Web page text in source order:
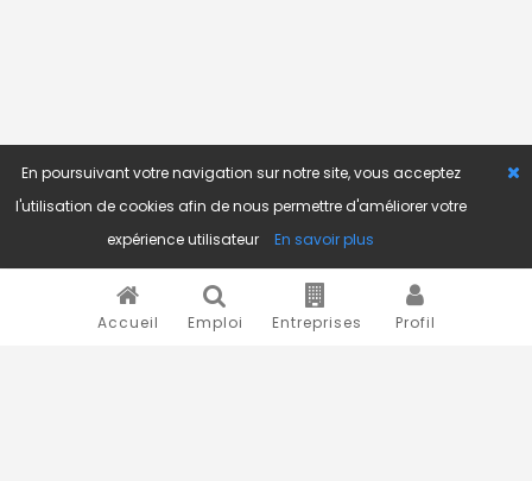
Accueil Emploi Entreprises Profil
En poursuivant votre navigation sur notre site, vous acceptez
l'utilisation de cookies afin de nous permettre d'améliorer votre
expérience utilisateur
En savoir plus